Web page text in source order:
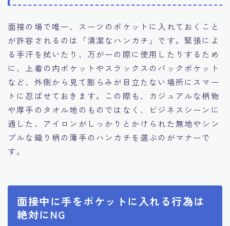
面接の場で唯一、スーツのポケットに入れておくこと
が許容されるのは「清潔なハンカチ」です。緊張によ
る手汗を拭いたり、万が一の際に使用したりするため
に、上着の内ポケットやスラックスのバックポケット
など、外側から見て膨らみが目立たない場所にスマー
トに忍ばせておきます。この際も、カジュアルな柄物
や厚手のタオル地のものではなく、ビジネスシーンに
適した、アイロンがしっかりとかけられた無地やシン
プルな織り柄の薄手のハンカチを選ぶのがマナーで
す。
面接中に手をポケットに入れる行為は
絶対にNG